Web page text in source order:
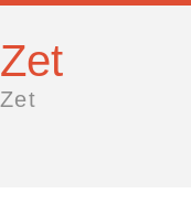
Zet
Zet